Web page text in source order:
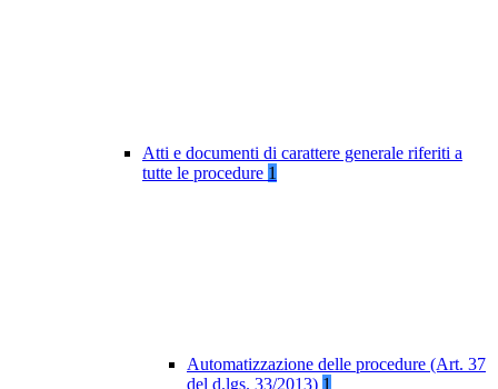
Atti e documenti di carattere generale riferiti a
tutte le procedure 1
Automatizzazione delle procedure (Art. 37
del d.lgs. 33/2013) 1